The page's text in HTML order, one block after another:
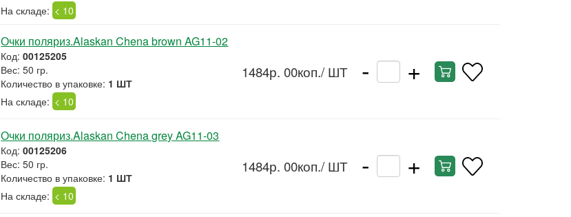
На складе: < 10
Очки поляриз.Alaskan Chena brown AG11-02
Код:00125205
Вес: 50 гр.
Количество в упаковке: 1 ШТ
На складе: < 10
1484р. 00коп./ ШТ - +
Очки поляриз.Alaskan Chena grey AG11-03
Код:00125206
Вес: 50 гр.
Количество в упаковке: 1 ШТ
На складе: < 10
1484р. 00коп./ ШТ - +